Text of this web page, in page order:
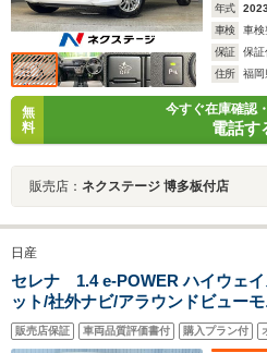
年式
車検
車検
保証
保証
住所
福岡
無
料
今すぐ在庫確認
電話す
販売店： ネクステージ 博多板付店
日産
セレナ 1.4 e-POWER ハイウェ
ット/社外ナビ/アラウンドビュー
ド/ハンズフリー開閉/追従クルーズ
トライト/デジタルインナーミラー
販売店保証 車両品質評価書付 購入プラン付